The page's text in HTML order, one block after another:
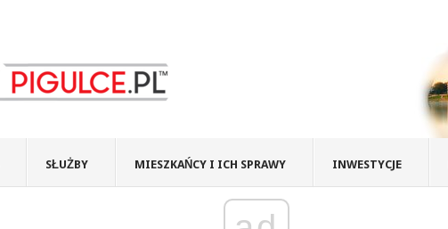
SŁUŻBY MIESZKAŃCY I ICH SPRAWY INWESTYCJE